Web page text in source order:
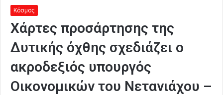
Κόσμος
Χάρτες προσάρτησης της
Δυτικής όχθης σχεδιάζει ο
ακροδεξιός υπουργός
Οικονομικών του Νετανιάχου –